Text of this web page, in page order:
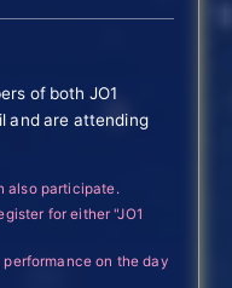
of both JO1
and are attending
also participate.
for either "JO1
on the day